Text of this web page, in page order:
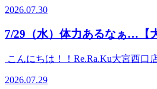
---------------------------------------------☆
いただくとスムーズにご案内でき
------------------------☆マッサージファ
ストレッチ】と【股関節ストレッ
ボディケア！！ Re.Ra.Ku大宮西
☆ ≪住所≫ 〒330-0854 埼玉県
を選べる炭酸泡を使い頭部をほぐ
の重さ・目・首のお疲れでお悩み
方 10分 ￥1,650 (税込)20分 ￥
-----------------------------------☆お二人
う手技だけでなく、ストレッチに
込)60分 ¥7,700 (税込)90分
込) （※10分
可） ★爽快ヘッドスパ★【夏限定
切りましょう！ ☆こんな方におす
元から老廃物を抜いていきましょ
やすくなっております。夏本場も
きましょう～♪ 本日も皆さまのお越
00～15：0012：00～14：3014：00
迄） ～～～～今日のおすすめコー
2026.07.30
7/29（水）体力あるなぁ…【
こんにちは！！Re.Ra.Ku大宮西口
けます！部活の格好の方が多く、
2026.07.29